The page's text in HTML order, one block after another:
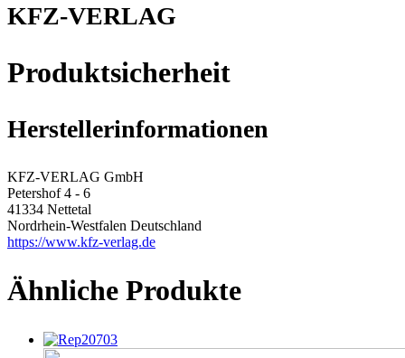
KFZ-VERLAG
Produktsicherheit
Herstellerinformationen
KFZ-VERLAG GmbH
Petershof 4 - 6
41334 Nettetal
Nordrhein-Westfalen Deutschland
https://www.kfz-verlag.de
Ähnliche Produkte